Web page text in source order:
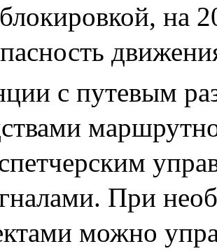
на
с путевым
При
можно